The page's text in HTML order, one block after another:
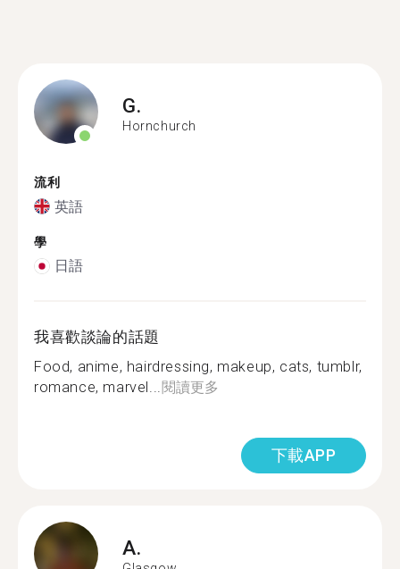
G.
Hornchurch
流利
英語
學
日語
我喜歡談論的話題
Food, anime, hairdressing, makeup, cats, tumblr,
romance, marvel...閱讀更多
下載APP
A.